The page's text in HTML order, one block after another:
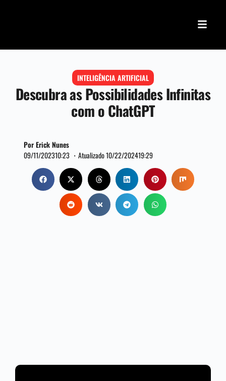
INTELIGÊNCIA ARTIFICIAL
Descubra as Possibilidades Infinitas
com o ChatGPT
Por Erick Nunes
09/11/202310:23 ・ Atualizado 10/22/202419:29